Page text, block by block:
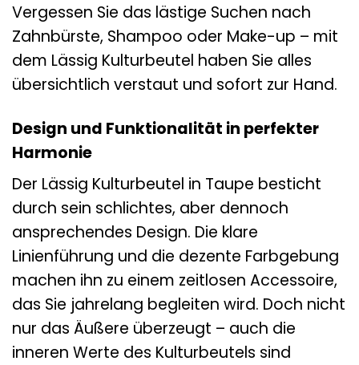
Vergessen Sie das lästige Suchen nach
Zahnbürste, Shampoo oder Make-up – mit
dem Lässig Kulturbeutel haben Sie alles
übersichtlich verstaut und sofort zur Hand.
Design und Funktionalität in perfekter
Harmonie
Der Lässig Kulturbeutel in Taupe besticht
durch sein schlichtes, aber dennoch
ansprechendes Design. Die klare
Linienführung und die dezente Farbgebung
machen ihn zu einem zeitlosen Accessoire,
das Sie jahrelang begleiten wird. Doch nicht
nur das Äußere überzeugt – auch die
inneren Werte des Kulturbeutels sind